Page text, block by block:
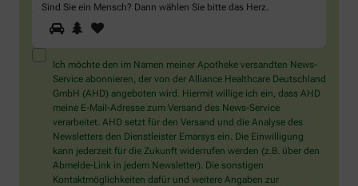
Sind Sie ein Mensch? Dann wählen Sie bitte das Herz
Sie
ein
Mensch?
Dann
wählen
Sie
bitte
das
Herz.
1 2
Ich möchte den im Namen meiner Apotheke versandten News-
Service abonnieren, der von der Alliance Healthcare Deutschland
GmbH (AHD) angeboten wird. Hiermit willige ich ein, dass AHD
meine E-Mail-Adresse zum Versand des News-Service
verarbeitet. AHD setzt für den Versand und die Analyse des
Newsletters den Dienstleister Emarsys ein. Die Einwilligung
kann jederzeit für die Zukunft widerrufen werden (z.B. über den
Abmelde-Link in jedem Newsletter). Die sonstigen
Kontaktmöglichkeiten dafür und weitere Angaben zur